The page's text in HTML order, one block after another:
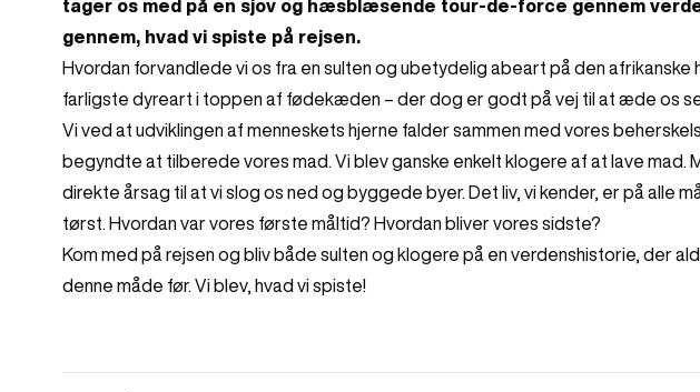
tager os med på en sjov og hæsblæsende tour-de-force gennem
gennem, hvad vi spiste på rejsen.
Hvordan forvandlede vi os fra en sulten og ubetydelig abeart på den afrikanske
farligste dyreart i toppen af fødekæden – der dog er godt på vej til at æde os
Vi ved at udviklingen af menneskets hjerne falder sammen med vores
begyndte at tilberede vores mad. Vi blev ganske enkelt klogere af at lave mad.
direkte årsag til at vi slog os ned og byggede byer. Det liv, vi kender, er på alle
tørst. Hvordan var vores første måltid? Hvordan bliver vores sidste?
Kom med på rejsen og bliv både sulten og klogere på en verdenshistorie, der
denne måde før. Vi blev, hvad vi spiste!